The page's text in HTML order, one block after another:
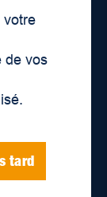
votre
de vos
tard